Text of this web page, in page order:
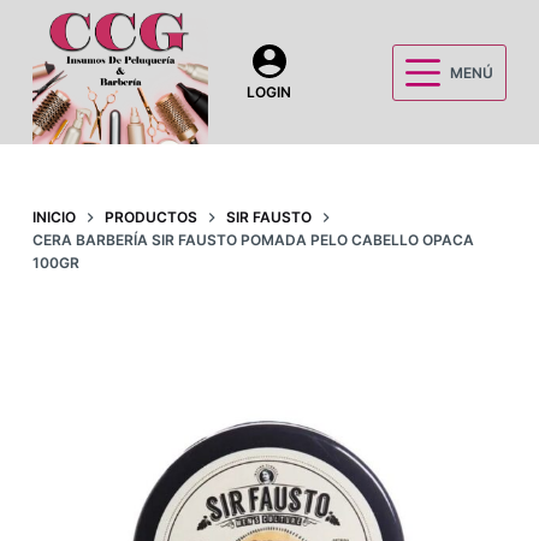
a
LOGIN
MENÚ
INICIO PRODUCTOS
SIR FAUSTO
CERA BARBERÍA SIR FAUSTO POMADA PELO CABELLO OPACA
100GR